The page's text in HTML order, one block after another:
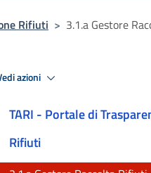
Rifiuti > 3.1.a Gestore
azioni
TARI - Portale di
Rifiuti